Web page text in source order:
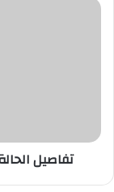
تفاصيل
تفاصيل